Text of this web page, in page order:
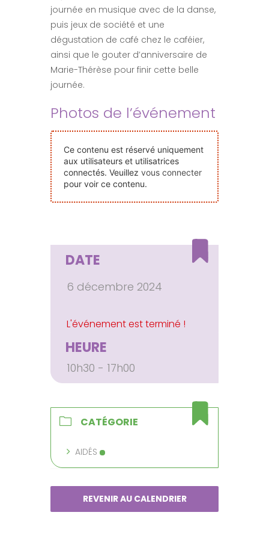
Nos Événements
Nous Contacter
Devenir Bénévole
Faire Un Don
Connexion-membre
journée en musique avec de la danse,
puis jeux de société et une
dégustation de café chez le caféier,
ainsi que le gouter d’anniversaire de
Marie-Thérèse pour finir cette belle
journée.
Photos de l’événement
Ce contenu est réservé uniquement
aux utilisateurs et utilisatrices
connectés. Veuillez vous connecter
pour voir ce contenu.
DATE
6 décembre 2024
HEURE
10h30 - 17h00
CATÉGORIE
AIDÉS
REVENIR AU CALENDRIER